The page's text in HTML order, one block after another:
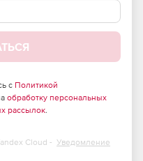
с Политикой
обработку персональных
рассылок.
Cloud - Уведомление